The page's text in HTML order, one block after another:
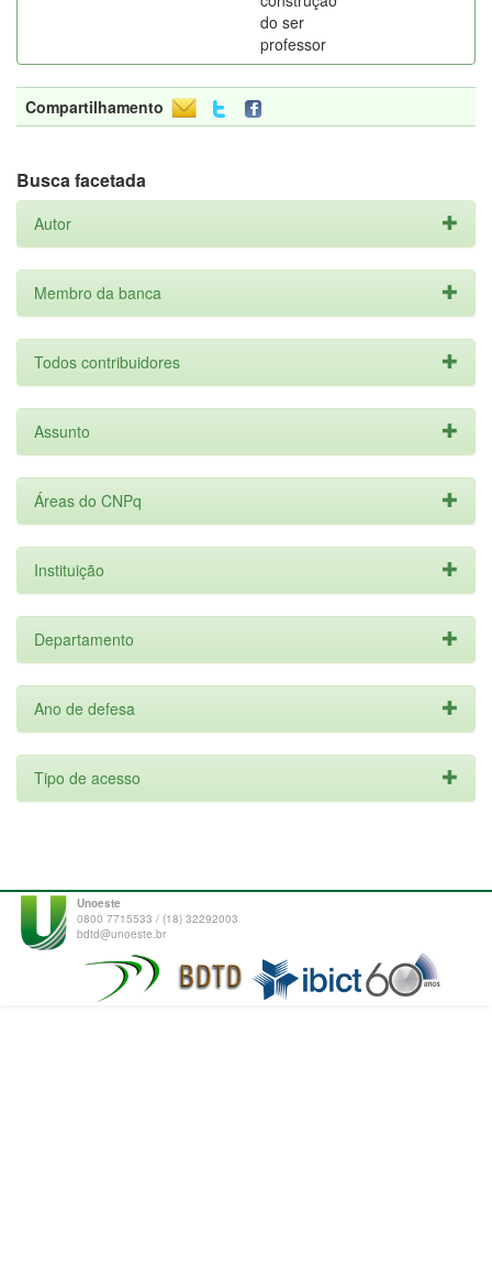
do ser
professor
Compartilhamento
Busca facetada
Autor
Membro da banca
Todos contribuidores
Assunto
Áreas do CNPq
Instituição
Departamento
Ano de defesa
Tipo de acesso
Unoeste
0800 7715533 / (18) 32292003
bdtd@unoeste.br